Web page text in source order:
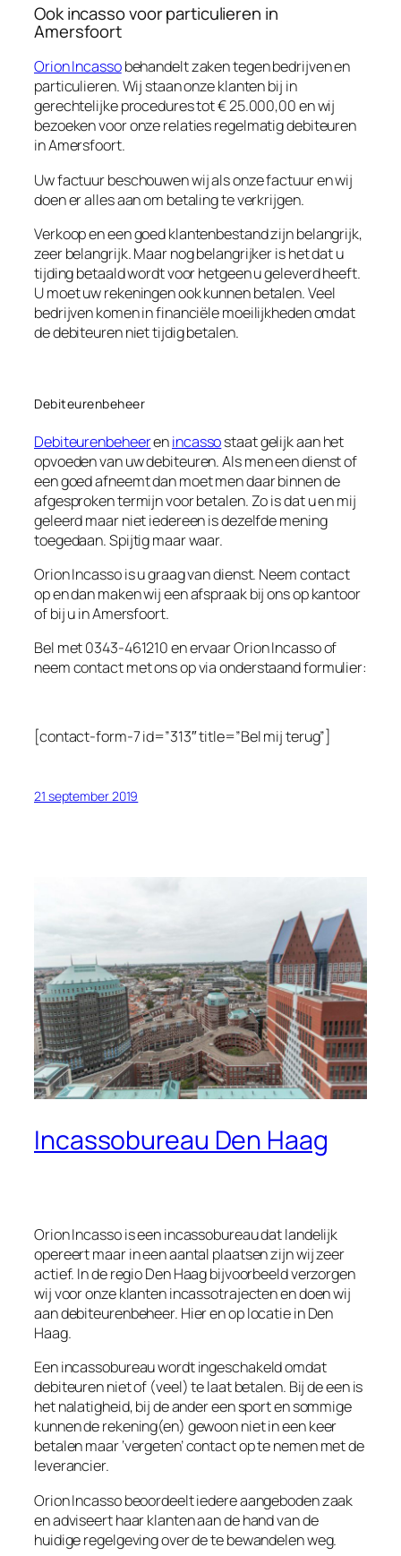
Ook incasso voor particulieren in
Amersfoort
Orion Incassobehandelt zaken tegen bedrijven en
particulieren. Wij staan onze klanten bij in
gerechtelijke procedures tot € 25.000,00 en wij
bezoeken voor onze relaties regelmatig debiteuren
in Amersfoort.
Uw factuur beschouwen wij als onze factuur en wij
doen er alles aan om betaling te verkrijgen.
Verkoop en een goed klantenbestand zijn belangrijk,
zeer belangrijk. Maar nog belangrijker is het dat u
tijding betaald wordt voor hetgeen u geleverd heeft.
U moet uw rekeningen ook kunnen betalen. Veel
bedrijven komen in financiële moeilijkheden omdat
de debiteuren niet tijdig betalen.
Debiteurenbeheer
Debiteurenbeheerenincassostaat gelijk aan het
opvoeden van uw debiteuren. Als men een dienst of
een goed afneemt dan moet men daar binnen de
afgesproken termijn voor betalen. Zo is dat u en mij
geleerd maar niet iedereen is dezelfde mening
toegedaan. Spijtig maar waar.
Orion Incasso is u graag van dienst. Neem contact
op en dan maken wij een afspraak bij ons op kantoor
of bij u in Amersfoort.
Bel met 0343-461210 en ervaar Orion Incasso of
neem contact met ons op via onderstaand formulier:
[contact-form-7 id=”313″ title=”Bel mij terug”]
21 september 2019
Incassobureau Den Haag
Orion Incasso is een incassobureau dat landelijk
opereert maar in een aantal plaatsen zijn wij zeer
actief. In de regio Den Haag bijvoorbeeld verzorgen
wij voor onze klanten incassotrajecten en doen wij
aan debiteurenbeheer. Hier en op locatie in Den
Haag.
Een incassobureau wordt ingeschakeld omdat
debiteuren niet of (veel) te laat betalen. Bij de een is
het nalatigheid, bij de ander een sport en sommige
kunnen de rekening(en) gewoon niet in een keer
betalen maar ‘vergeten’ contact op te nemen met de
leverancier.
Orion Incasso beoordeelt iedere aangeboden zaak
en adviseert haar klanten aan de hand van de
huidige regelgeving over de te bewandelen weg.